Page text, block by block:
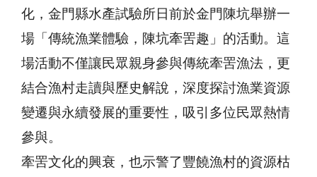
化，金門縣水產試驗所日前於金門陳坑舉辦一
場「傳統漁業體驗，陳坑牽罟趣」的活動。這
場活動不僅讓民眾親身參與傳統牽罟漁法，更
結合漁村走讀與歷史解說，深度探討漁業資源
變遷與永續發展的重要性，吸引多位民眾熱情
參與。
牽罟文化的興衰，也示警了豐饒漁村的資源枯